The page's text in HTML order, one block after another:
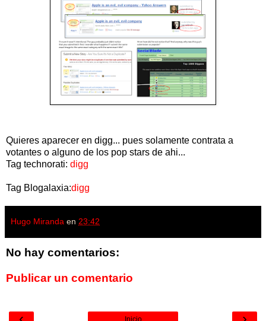
Quieres aparecer en digg... pues solamente contrata a
votantes o alguno de los pop stars de ahi...
Tag technorati: digg
Tag Blogalaxia:digg
Hugo Miranda en 23:42
No hay comentarios:
Publicar un comentario
Inicio